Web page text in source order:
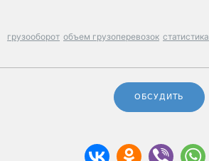
грузооборот объем грузоперевозок статистика
ОБСУДИТЬ